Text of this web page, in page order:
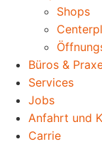
Shops
Büros &
Services
Jobs
Anfahrt und
Carrie